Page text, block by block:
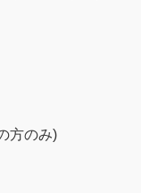
方のみ)